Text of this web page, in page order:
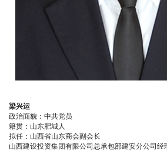
梁兴运
政治面貌：中共党员
籍贯：山东肥城人
拟任：山西省山东商会副会长
山西建设投资集团有限公司总承包部建安分公司经